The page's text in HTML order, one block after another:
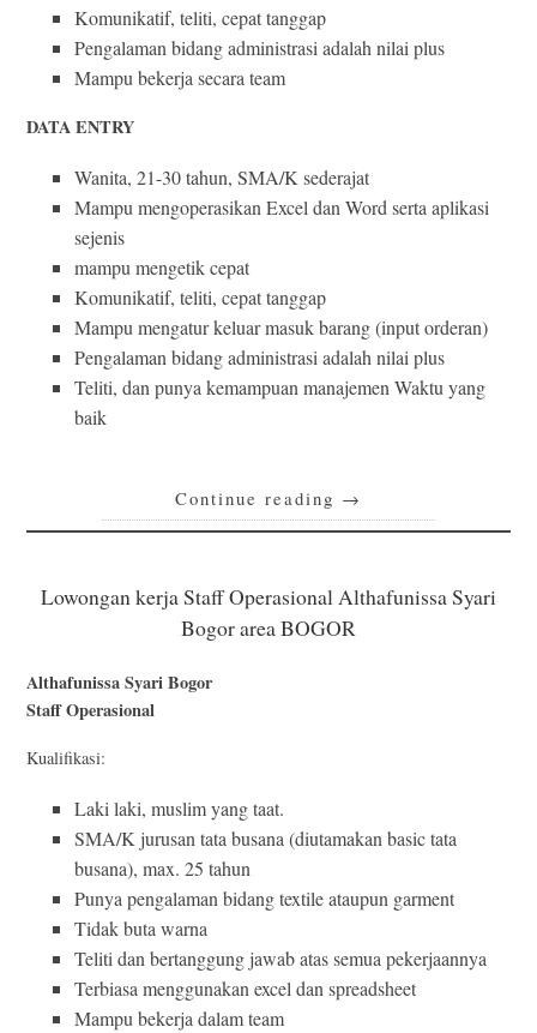
Komunikatif, teliti, cepat tanggap
Pengalaman bidang administrasi adalah nilai plus
Mampu bekerja secara team
DATA ENTRY
Wanita, 21-30 tahun, SMA/K sederajat
Mampu mengoperasikan Excel dan Word serta aplikasi
sejenis
mampu mengetik cepat
Komunikatif, teliti, cepat tanggap
Mampu mengatur keluar masuk barang (input orderan)
Pengalaman bidang administrasi adalah nilai plus
Teliti, dan punya kemampuan manajemen Waktu yang
baik
Continue reading →
Lowongan kerja Staff Operasional Althafunissa Syari
Bogor area BOGOR
Althafunissa Syari Bogor
Staff Operasional
Kualifikasi:
Laki laki, muslim yang taat.
SMA/K jurusan tata busana (diutamakan basic tata
busana), max. 25 tahun
Punya pengalaman bidang textile ataupun garment
Tidak buta warna
Teliti dan bertanggung jawab atas semua pekerjaannya
Terbiasa menggunakan excel dan spreadsheet
Mampu bekerja dalam team